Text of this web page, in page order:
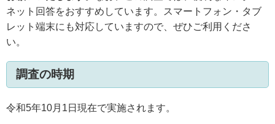
ネット回答をおすすめしています。スマートフォン・タブ
レット端末にも対応していますので、ぜひご利用くださ
い。
調査の時期
令和5年10月1日現在で実施されます。